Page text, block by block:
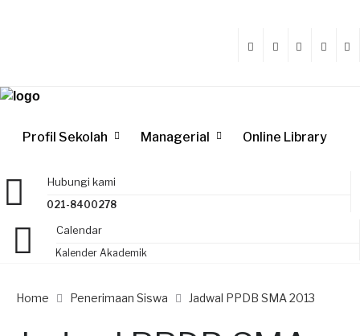
Profil Sekolah Managerial Online Library
Hubungi kami
021-8400278
Calendar
Kalender Akademik
Home Penerimaan Siswa Jadwal PPDB SMA 2013